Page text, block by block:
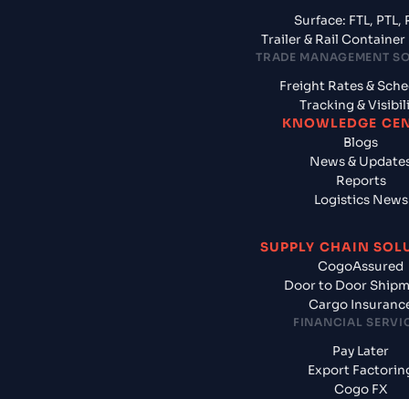
Surface: FTL, PTL,
Trailer & Rail Container
TRADE MANAGEMENT
Freight Rates &
Tracking &
KNOWLEDGE
Blogs
News &
Reports
Logistics News
SUPPLY CHAIN
CogoAssured
Door to Door
Cargo
FINANCIAL
Pay Later
Export
Cogo FX